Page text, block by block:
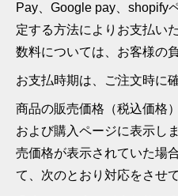
Pay、Google pay、shopify
定する方法によりお支払い
数料については、お客様の
お支払時期は、ご注文時に
商品の販売価格（税込価格
および購入ページに表示し
売価格が表示されていた場
て、次のとおり対応をさせ